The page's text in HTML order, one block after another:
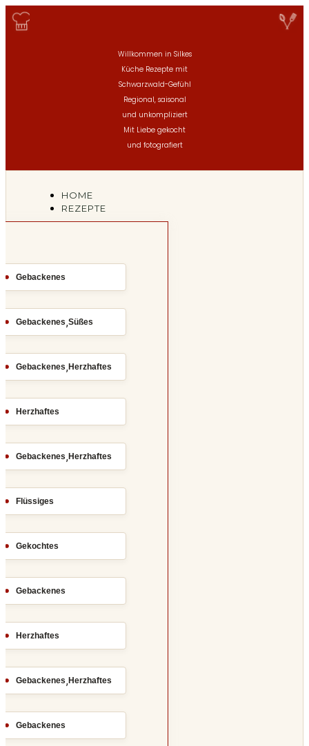
Willkommen in Silkes
Küche Rezepte mit
Schwarzwald-Gefühl
Regional, saisonal
und unkompliziert
Mit Liebe gekocht
und fotografiert
HOME
REZEPTE
Gebackenes
Gebackenes,Süßes
Gebackenes,Herzhaftes
Herzhaftes
Gebackenes,Herzhaftes
Flüssiges
Gekochtes
Gebackenes
Herzhaftes
Gebackenes,Herzhaftes
Gebackenes